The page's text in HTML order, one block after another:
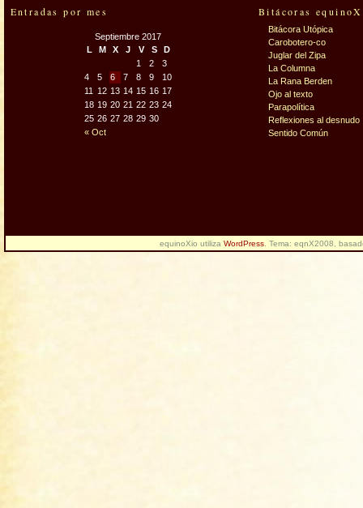
Entradas por mes
Septiembre 2017
L
M X J V S D
« Oct
1 2
3
4
5 6 7 8 9
10
11
12 13 14 15 16 17
18 19 20 21 22 23 24
25 26 27 28 29 30
Bitácoras
Bitácora Utópica
Carobotero-co
Juglar del Zipa
La Columna
La Rana Berden
Ojo al texto
Parapolítica
Reflexiones al desnudo
Sentido Común
equinoXio utiliza WordPress . Tema: eqnX2008,